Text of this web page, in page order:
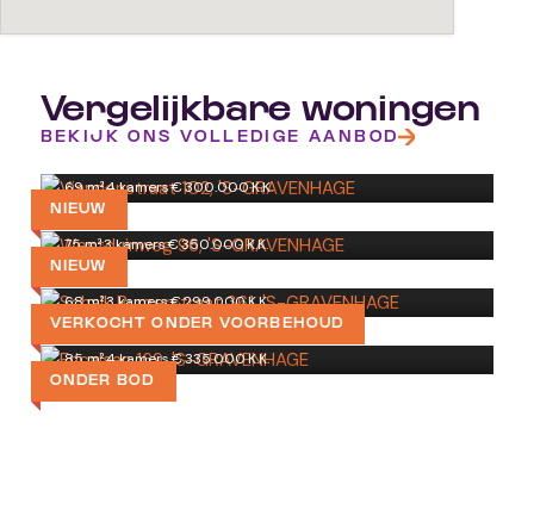
Vergelijkbare woningen
BEKIJK ONS VOLLEDIGE AANBOD
NIEUW
Viandenstraat 102
'S-GRAVENHAGE
69 m²·4 kamers·€ 300.000 K.K.
NIEUW
Westduinweg 96
'S-GRAVENHAGE
75 m²·3 kamers·€ 350.000 K.K.
VERKOCHT ONDER VOORBEHOUD
Schalk Burgerstraat 361
'S-GRAVENHAGE
68 m²·3 kamers·€ 299.000 K.K.
ONDER BOD
Ericalaan 169
'S-GRAVENHAGE
85 m²·4 kamers·€ 335.000 K.K.